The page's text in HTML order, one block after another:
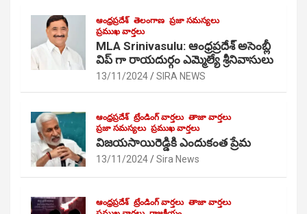
ఆంధ్రప్రదేశ్ తెలంగాణ ప్రజా సమస్యలు
ప్రముఖ వార్తలు
MLA Srinivasulu: ఆంధ్రప్రదేశ్ అసెంబ్లీ
విప్ గా రాయదుర్గం ఎమ్మెల్యే శ్రీనివాసులు
13/11/2024 SIRA NEWS
ఆంధ్రప్రదేశ్ ట్రేండింగ్ వార్తలు తాజా వార్తలు
ప్రజా సమస్యలు ప్రముఖ వార్తలు
విజయసాయిరెడ్డికి ఎందుకంత ప్రేమ
13/11/2024 Sira News
ఆంధ్రప్రదేశ్ ట్రేండింగ్ వార్తలు తాజా వార్తలు